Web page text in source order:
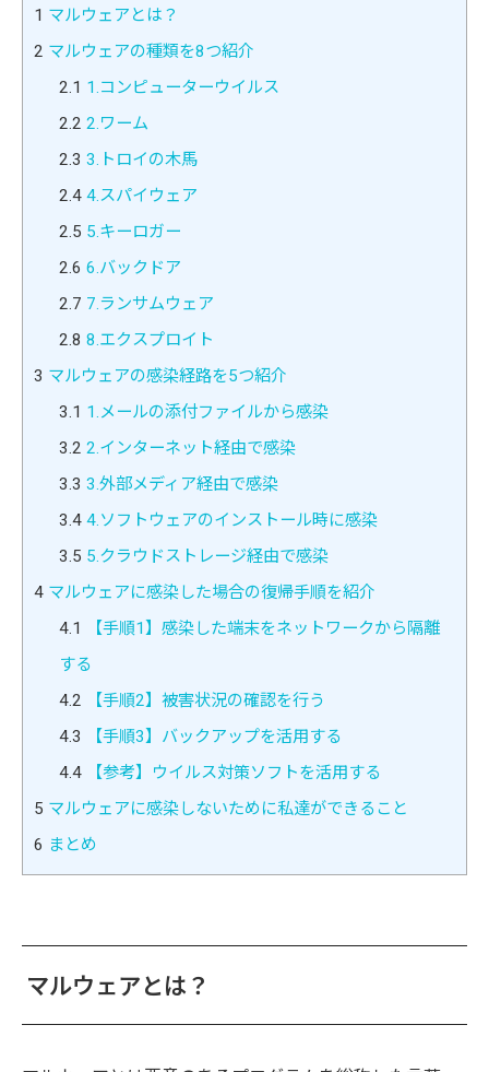
1 マルウェアとは？
2 マルウェアの種類を8つ紹介
2.1 1.コンピューターウイルス
2.2 2.ワーム
2.3 3.トロイの木馬
2.44.スパイウェア
2.5 5.キーロガー
2.6 6.バックドア
2.7 7.ランサムウェア
2.8 8.エクスプロイト
3 マルウェアの感染経路を5つ紹介
3.1 1.メールの添付ファイルから感染
3.2 2.インターネット経由で感染
3.3 3.外部メディア経由で感染
3.44.ソフトウェアのインストール時に感染
3.5 5.クラウドストレージ経由で感染
4 マルウェアに感染した場合の復帰手順を紹介
4.1
【手順1】感染した端末をネットワークから隔離
する
4.2 【手順2】被害状況の確認を行う
4.3 【手順3】バックアップを活用する
4.4【参考】ウイルス対策ソフトを活用する
5 マルウェアに感染しないために私達ができること
6 まとめ
マルウェアとは？